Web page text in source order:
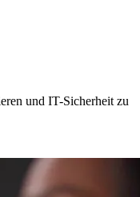
und IT-Sicherheit zu